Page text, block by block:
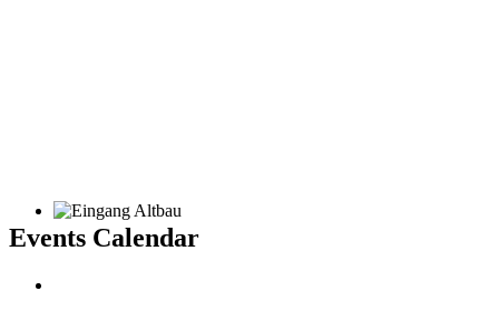
Events Calendar